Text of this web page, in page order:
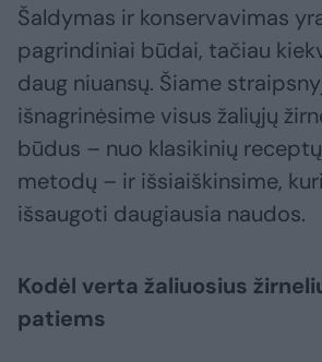
Šaldymas ir konservavimas
pagrindiniai būdai, tačiau
daug niuansų. Šiame
išnagrinėsime visus žaliųjų
būdus – nuo klasikinių
metodų – ir išsiaiškinsime,
išsaugoti daugiausia naudos.
Kodėl verta žaliuosius
patiems